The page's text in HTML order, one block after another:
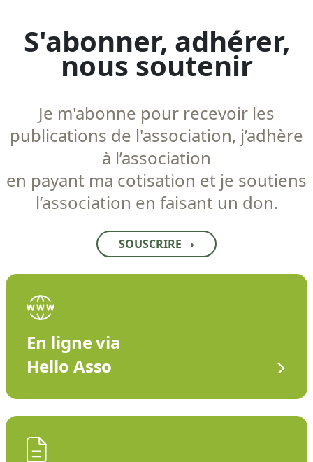
S'abonner, adhérer,
nous soutenir
Je m'abonne pour recevoir les
publications de l'association, j’adhère
à l’association
en payant ma cotisation et je soutiens
l’association en faisant un don.
SOUSCRIRE ›
En ligne via
Hello Asso